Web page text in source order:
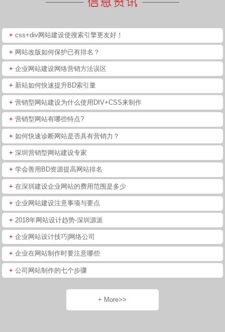
+ css+div网站建设使搜索引擎更友好！
+ 网站改版如何保护已有排名？
+ 企业网站建设网络营销方法误区
+ 新站如何快速提升BD索引量
+ 营销型网站建设为什么使用DIV+CSS来制作
+ 营销型网站有哪些特点?
+ 如何快速诊断网站是否具有营销力？
+ 深圳营销型网站建设专家
+ 学会善用BD资源提高网站排名
+ 在深圳建设企业网站的费用范围是多少
+ 企业网站建设注意事项与要点
+ 2018年网站设计趋势-深圳源派
+ 企业网站设计技巧|网络公司
+ 企业在网站制作时要注意哪些
+ 公司网站制作的七个步骤
+ More>>